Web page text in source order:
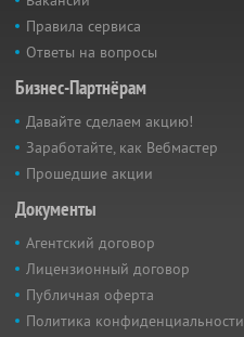
Правила сервиса
Ответы на вопросы
Бизнес-Партнёрам
Давайте сделаем акцию!
Заработайте, как Вебмастер
Прошедшие акции
Документы
Агентский договор
Лицензионный договор
Публичная оферта
Политика конфиденциальности